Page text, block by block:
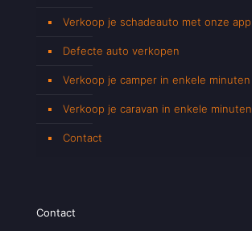
Verkoop je schadeauto met onze app
Defecte auto verkopen
Verkoop je camper in enkele minuten
Verkoop je caravan in enkele minuten
Contact
Contact